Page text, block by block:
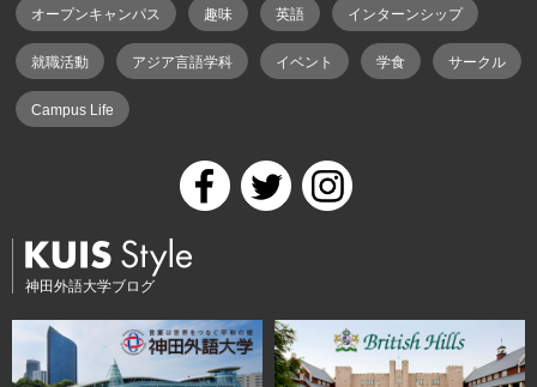
オープンキャンパス 趣味 英語 インターンシップ
就職活動 アジア言語学科 イベント 学食 サークル
Campus Life
神田外語大学ブログ